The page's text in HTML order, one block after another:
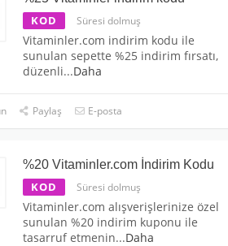
KOD Süresi dolmuş
Vitaminler.com indirim kodu ile
sunulan sepette %25 indirim fırsatı,
düzenli...Daha
Paylaş E-posta
%20 Vitaminler.com İndirim Kodu
KOD Süresi dolmuş
Vitaminler.com alışverişlerinize özel
sunulan %20 indirim kuponu ile
tasarruf etmenin...Daha